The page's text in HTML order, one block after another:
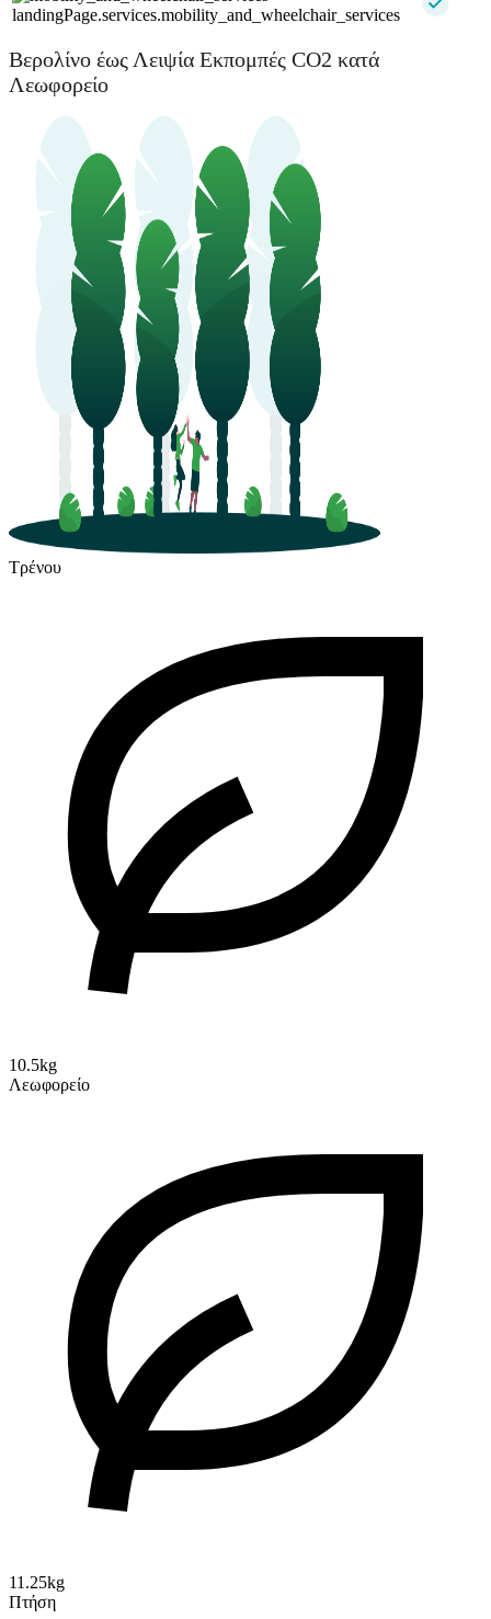
landingPage.services.mobility_and_wheelchair_services
Βερολίνο έως Λειψία Εκπομπές CO2 κατά
Λεωφορείο
Τρένου
10.5kg
Λεωφορείο
11.25kg
Πτήση